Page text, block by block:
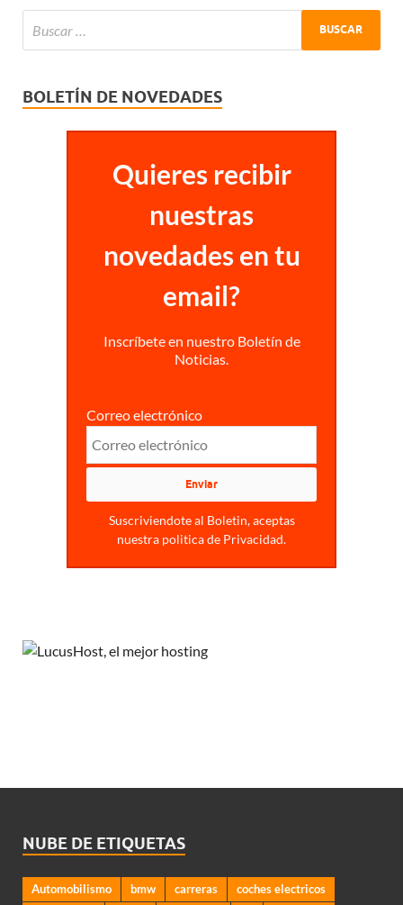
BOLETÍN DE NOVEDADES
Quieres recibir
nuestras
novedades en tu
email?
Inscríbete en nuestro Boletín de
Noticias.
Correo electrónico
Suscriviendote al Boletin, aceptas
nuestra politica de Privacidad.
NUBE DE ETIQUETAS
Automobilismo bmw carreras
coches electricos